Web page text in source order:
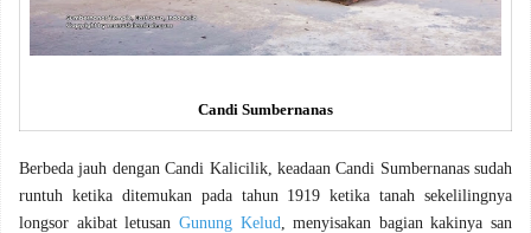
Candi Sumbernanas
Berbeda jauh dengan Candi Kalicilik, keadaan Candi Sumbernanas sudah
runtuh ketika ditemukan pada tahun 1919 ketika tanah sekelilingnya
longsor akibat letusan Gunung Kelud , menyisakan bagian kakinya san